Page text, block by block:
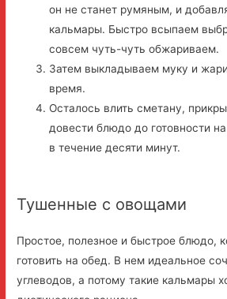
он не станет румяным, и
кальмары. Быстро всыпаем
совсем чуть-чуть обжариваем.
Затем выкладываем муку и
время.
Осталось влить сметану,
довести блюдо до готовности
в течение десяти минут.
Тушенные с овощами
Простое, полезное и быстрое блюдо,
готовить на обед. В нем идеальное
углеводов, а потому такие кальмары